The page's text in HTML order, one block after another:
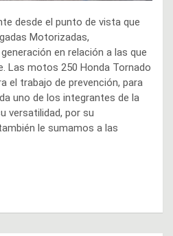
desde el punto de vista que
Motorizadas,
en relación a las que
Las motos 250 Honda Tornado
el trabajo de prevención, para
uno de los integrantes de la
versatilidad, por su
le sumamos a las